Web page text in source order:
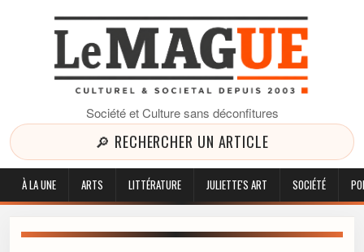
Société et Culture sans déconfitures
🔎 RECHERCHER UN ARTICLE
À LA UNE ARTS LITTÉRATURE JULIETTE'S ART SOCIÉTÉ